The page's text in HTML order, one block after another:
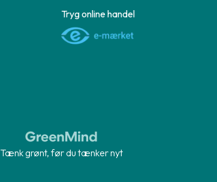
Tryg online handel
Tænk grønt, før du tænker nyt